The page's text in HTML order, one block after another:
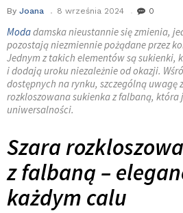
By Joana 8 września 2024 0
Modadamska nieustannie się zmienia,
pozostają niezmiennie pożądane przez
Jednym z takich elementów są sukienki,
i dodają uroku niezależnie od okazji.
dostępnych na rynku, szczególną uwagę
rozkloszowana sukienka z falbaną,
uniwersalności.
Szara
z falbaną –
każdym calu